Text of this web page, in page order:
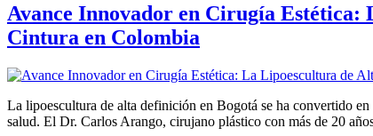
Avance Innovador en Cirugía
Cintura en Colombia
La lipoescultura de alta definición en Bogotá se ha convertido
salud. El Dr. Carlos Arango, cirujano plástico con más de 20